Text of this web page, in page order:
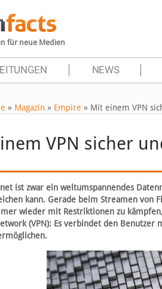
für neue Medien
NEWS
» Magazin » Empire » Mit einem VPN
VPN sicher
ist zwar ein weltumspannendes
kann. Gerade beim Streamen von
wieder mit Restriktionen zu
(VPN): Es verbindet den Benutzer